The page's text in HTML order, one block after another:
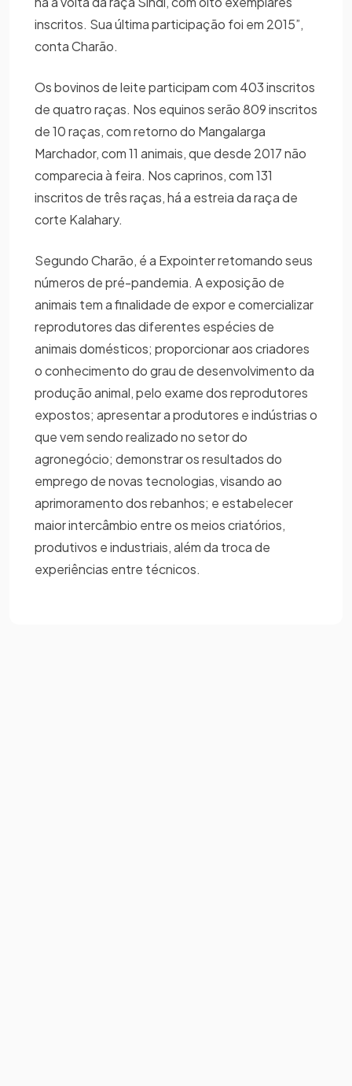
inscritos. Sua última participação foi em 2015”,
conta Charão.
Os bovinos de leite participam com 403 inscritos
de quatro raças. Nos equinos serão 809 inscritos
de 10 raças, com retorno do Mangalarga
Marchador, com 11 animais, que desde 2017 não
comparecia à feira. Nos caprinos, com 131
inscritos de três raças, há a estreia da raça de
corte Kalahary.
Segundo Charão, é a Expointer retomando seus
números de pré-pandemia. A exposição de
animais tem a finalidade de expor e comercializar
reprodutores das diferentes espécies de
animais domésticos; proporcionar aos criadores
o conhecimento do grau de desenvolvimento da
produção animal, pelo exame dos reprodutores
expostos; apresentar a produtores e indústrias o
que vem sendo realizado no setor do
agronegócio; demonstrar os resultados do
emprego de novas tecnologias, visando ao
aprimoramento dos rebanhos; e estabelecer
maior intercâmbio entre os meios criatórios,
produtivos e industriais, além da troca de
experiências entre técnicos.